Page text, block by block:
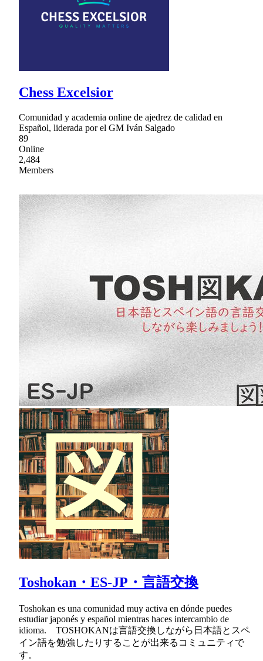
Chess Excelsior
Comunidad y academia online de ajedrez de calidad en
Español, liderada por el GM Iván Salgado
89
Online
2,484
Members
Toshokan・ES-JP・言語交換
Toshokan es una comunidad muy activa en dónde puedes
estudiar japonés y español mientras haces intercambio de
idioma. TOSHOKANは言語交換しながら日本語とスペ
イン語を勉強したりすることが出来るコミュニティで
す。